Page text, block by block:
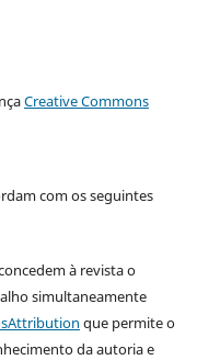
Creative Commons
com os seguintes
à revista o
simultaneamente
que permite o
da autoria e